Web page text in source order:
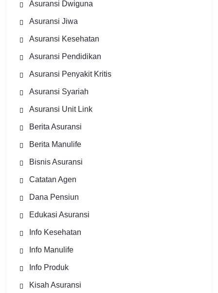
Asuransi Dwiguna
Asuransi Jiwa
Asuransi Kesehatan
Asuransi Pendidikan
Asuransi Penyakit Kritis
Asuransi Syariah
Asuransi Unit Link
Berita Asuransi
Berita Manulife
Bisnis Asuransi
Catatan Agen
Dana Pensiun
Edukasi Asuransi
Info Kesehatan
Info Manulife
Info Produk
Kisah Asuransi